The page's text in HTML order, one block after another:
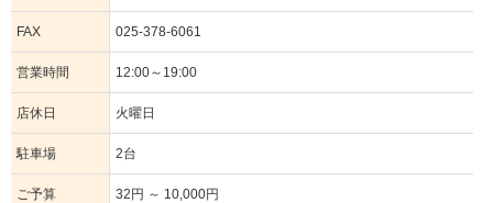
FAX 025-378-6061
営業時間 12:00～19:00
店休日 火曜日
駐車場 2台
ご予算 32円 ～ 10,000円